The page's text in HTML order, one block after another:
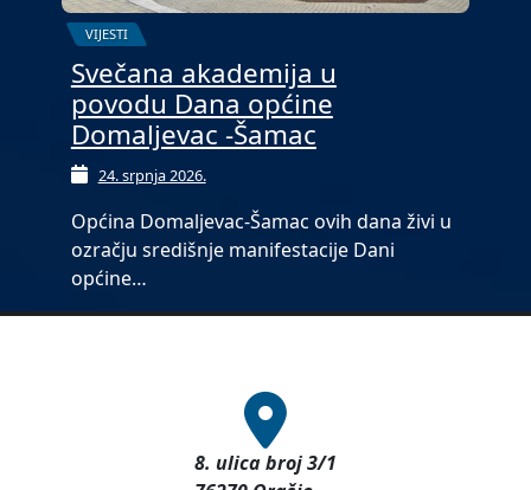
VIJESTI
Svečana akademija u
povodu Dana općine
Domaljevac -Šamac
24. srpnja 2026.
Općina Domaljevac-Šamac ovih dana živi u
ozračju središnje manifestacije Dani
općine…
8. ulica broj 3/1